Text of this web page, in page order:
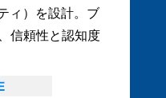
ィ）を設計。ブ
信頼性と認知度